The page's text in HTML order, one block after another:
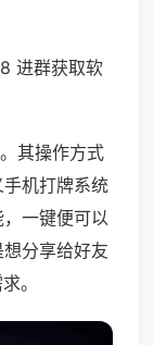
进群获取软
其操作方式
机打牌系统
一键便可以
分享给好友
。